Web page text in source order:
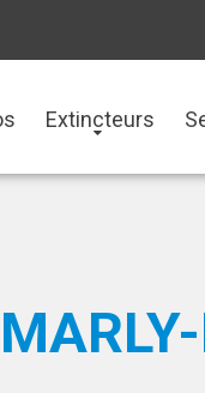
Extincteurs